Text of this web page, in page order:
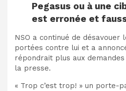
Pegasus ou à une
est erronée et
NSO a continué de désavouer
portées contre lui et a
répondrait plus aux
la presse.
« Trop c’est trop! » un porte-